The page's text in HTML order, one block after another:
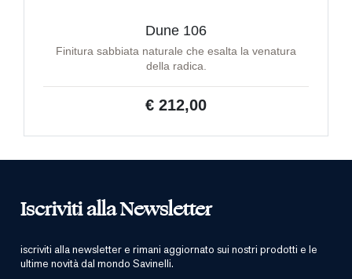
Dune 106
Finitura sabbiata naturale che esalta la venatura
della radica.
€ 212,00
Iscriviti alla Newsletter
iscriviti alla newsletter e rimani aggiornato sui nostri prodotti e le
ultime novità dal mondo Savinelli.